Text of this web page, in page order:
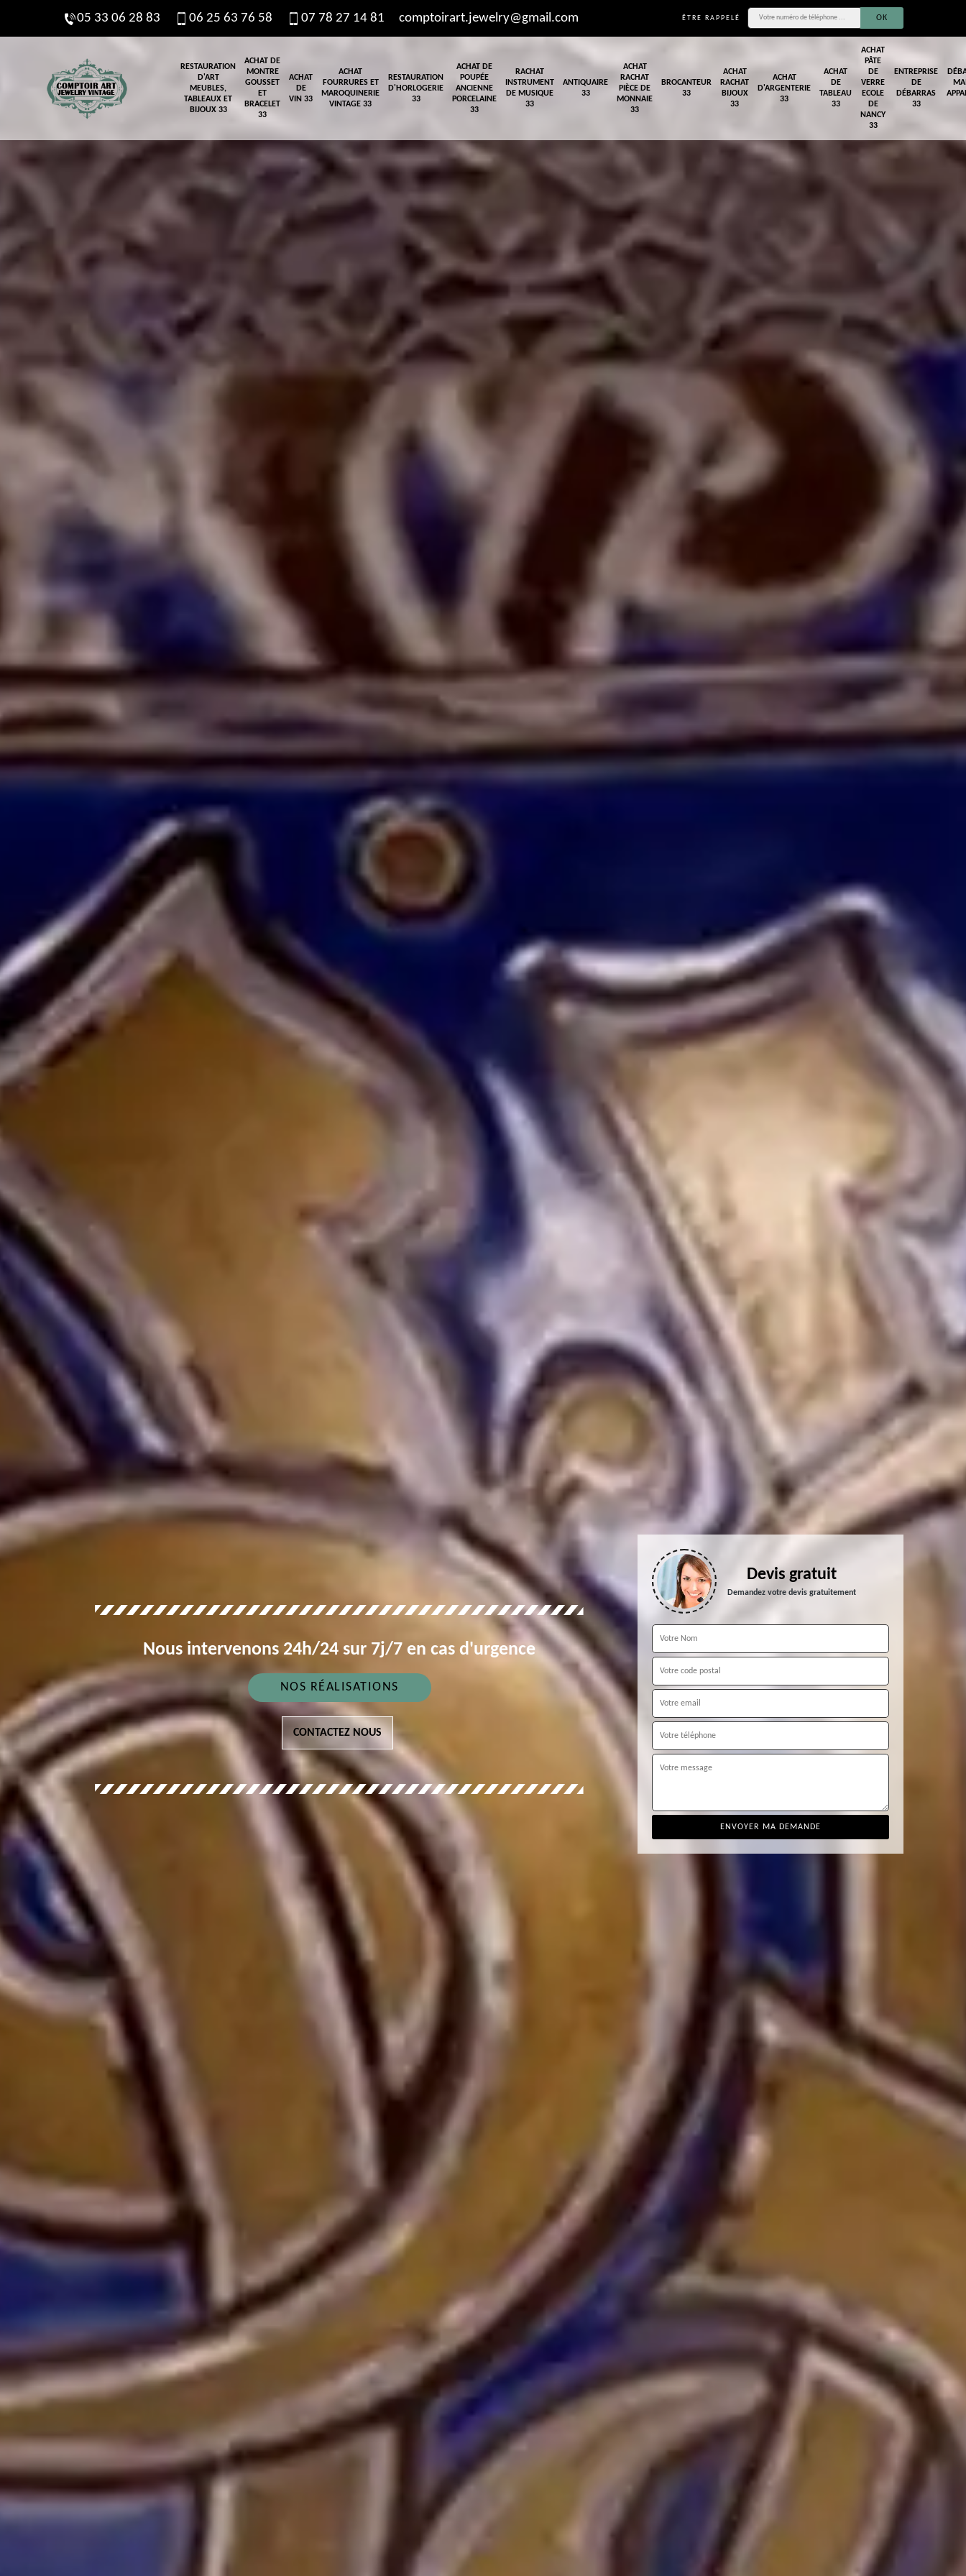
05 33 06 28 83 06 25 63 76 58 07 78 27 14 81 comptoirart.jewelry@gmail.com ÊTRE RAPPELÉ
RESTAURATION
D'ART
MEUBLES,
TABLEAUX ET
BIJOUX 33
ACHAT DE
MONTRE
GOUSSET
ET
BRACELET
33
ACHAT
DE
VIN 33
ACHAT
FOURRURES ET
MAROQUINERIE
VINTAGE 33
RESTAURATION
D'HORLOGERIE
33
ACHAT DE
POUPÉE
ANCIENNE
PORCELAINE
33
RACHAT
INSTRUMENT
DE MUSIQUE
33
ANTIQUAIRE
33
ACHAT
RACHAT
PIÈCE DE
MONNAIE
33
BROCANTEUR
33
ACHAT
RACHAT
BIJOUX
33
ACHAT
D'ARGENTERIE
33
ACHAT
DE
TABLEAU
33
ACHAT
PÂTE
DE
VERRE
ECOLE
DE
NANCY
33
ENTREPRISE
DE
DÉBARRAS
33
Nous intervenons 24h/24 sur 7j/7 en cas d'urgence
NOS RÉALISATIONS
CONTACTEZ NOUS
Devis gratuit
Demandez votre devis gratuitement